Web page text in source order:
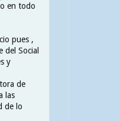
en todo
pues ,
del Social
y
de
las
de lo